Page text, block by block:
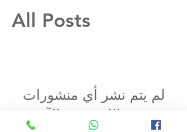
All Posts
لم يتم نشر أي منشورات
بهذه اللغة حتى الآن